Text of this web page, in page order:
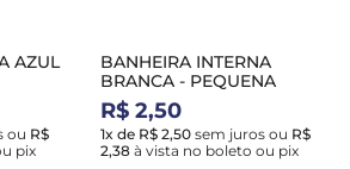
AZUL
ou R$
pix
BANHEIRA INTERNA
BRANCA - PEQUENA
R$ 2,50
1x de R$ 2,50 sem juros ou R$
2,38 à vista no boleto ou pix